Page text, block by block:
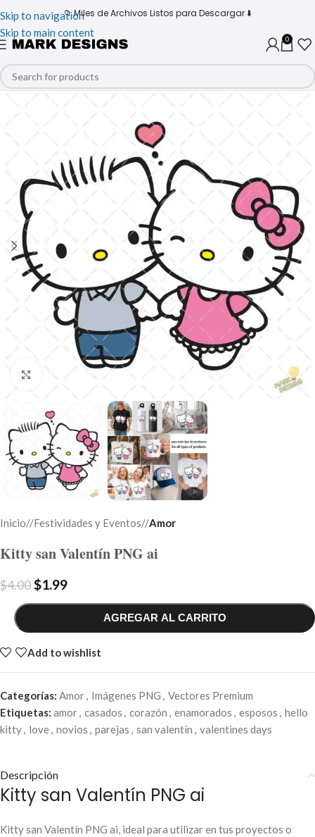
Skip to navigation
Skip to main content
📁 Miles de Archivos Listos para Descargar ⬇️
0
Inicio/ Festividades y Eventos/ Amor
Kitty san Valentín PNG ai
$4.00$1.99
AGREGAR AL CARRITO
Add to wishlist
Categorías: Amor, Imágenes PNG , Vectores Premium
Etiquetas: amor, casados , corazón , enamorados , esposos , hello
kitty, love, novios , parejas , san valentín , valentines days
Descripción
Kitty san Valentín PNG ai
Kitty san Valentín PNG ai, ideal para utilizar en tus proyectos o